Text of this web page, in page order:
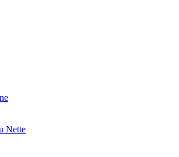
Nette